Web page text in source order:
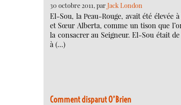
30 octobre 2011, parJack London
El-Sou, la Peau-Rouge, avait été
et Sœur Alberta, comme un tison que
la consacrer au Seigneur. El-Sou était
à (…)
Comment disparut O’Brien